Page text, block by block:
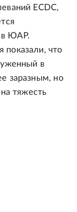
ECDC,
в ЮАР.
показали, что
в
заразным, но
тяжесть